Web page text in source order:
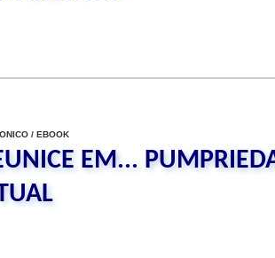
/ EBOOK
EM...